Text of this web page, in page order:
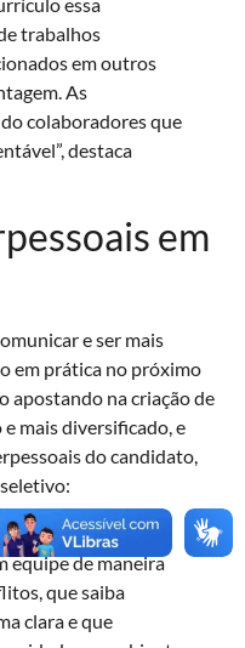
trabalhos
em outros
As
colaboradores que
destaca
em
e ser mais
em prática no próximo
apostando na criação de
mais diversificado, e
do candidato,
atenção para
equipe de maneira
que saiba
clara e que